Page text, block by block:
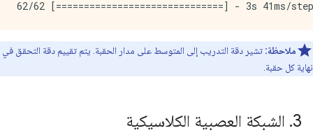
ملاحظة: تشير دقة التدريب إلى المتوسط ​​على مدار الحقبة. يتم تقييم دقة التحقق في
نهاية كل حقبة.
3
. الشبكة العصبية الكلاسيكية